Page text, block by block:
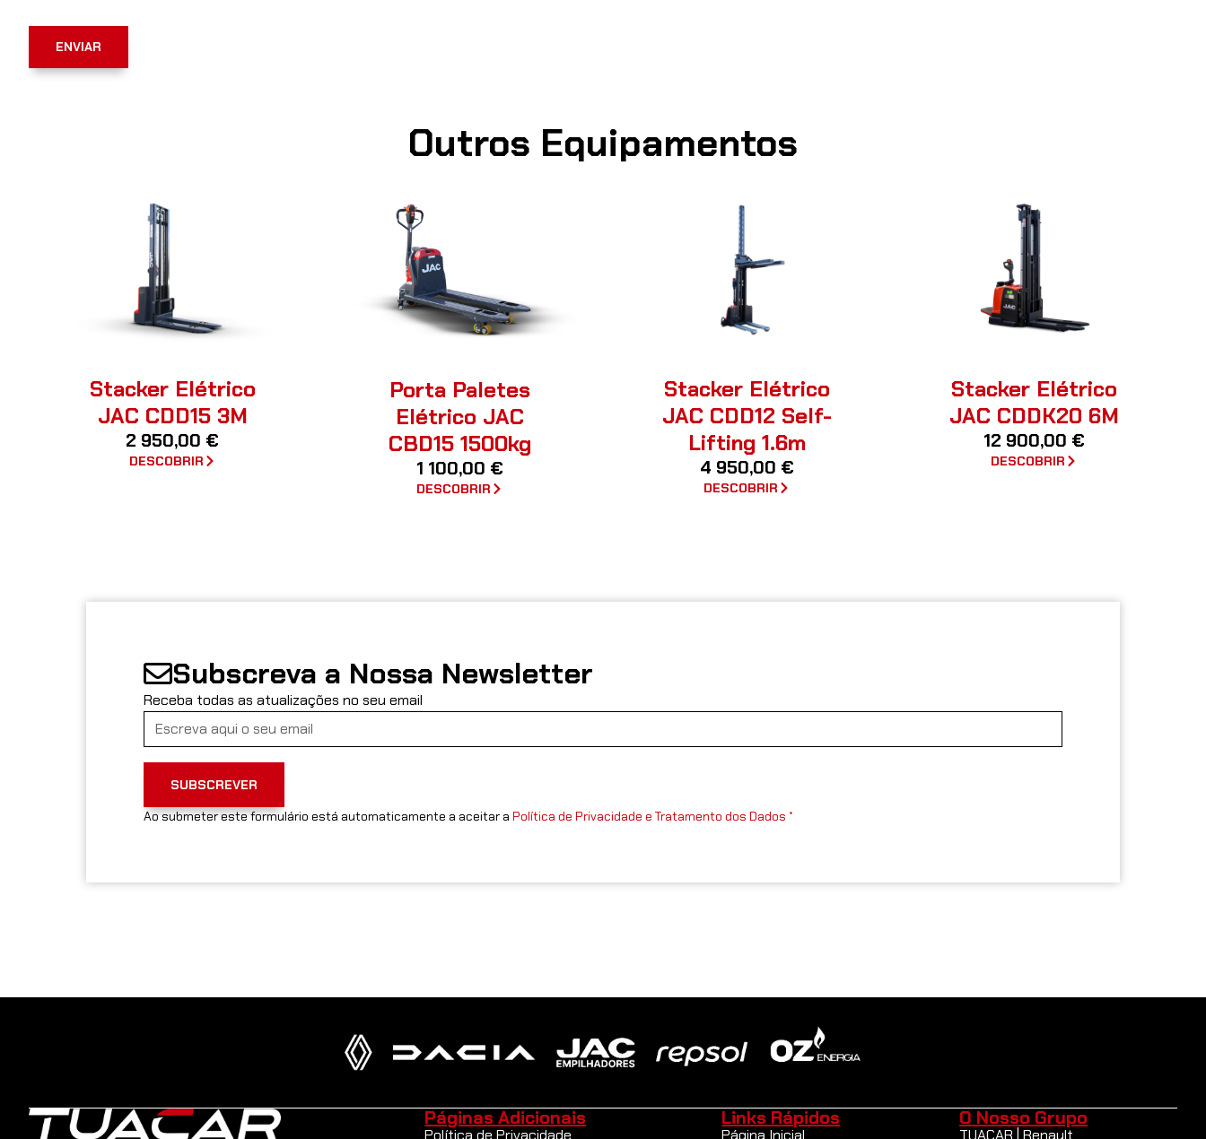
ENVIAR
Outros Equipamentos
Stacker Elétrico
JAC CDD15 3M
2 950,00 €
DESCOBRIR
Porta Paletes
Elétrico JAC
CBD15 1500kg
1 100,00 €
DESCOBRIR
Stacker Elétrico
JAC CDD12 Self-
Lifting 1.6m
4 950,00 €
DESCOBRIR
Stacker Elétrico
JAC CDDK20 6M
12 900,00 €
DESCOBRIR
Subscreva a Nossa Newsletter
Receba todas as atualizações no seu email
SUBSCREVER
Ao submeter este formulário está automaticamente a aceitar a Política de Privacidade e Tratamento dos Dados *
Páginas Adicionais Links Rápidos O Nosso Grupo